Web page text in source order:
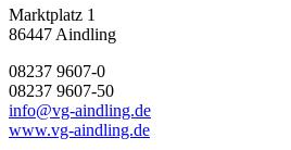
Marktplatz 1
86447 Aindling
08237 9607-0
08237 9607-50
info@vg-aindling.de
www.vg-aindling.de